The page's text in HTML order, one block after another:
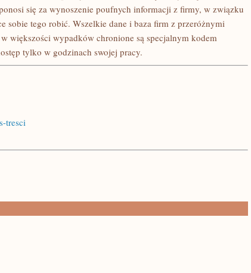
się za wynoszenie poufnych informacji z firmy, w związku
sobie tego robić. Wszelkie dane i baza firm z przeróżnymi
większości wypadków chronione są specjalnym kodem
tylko w godzinach swojej pracy.
tresci